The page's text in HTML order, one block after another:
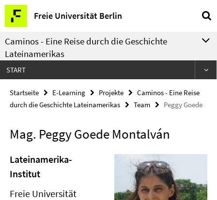
Springe
direkt
zu
Inhalt
Freie Universität Berlin
Service-
Navigation
Caminos - Eine Reise durch die Geschichte
Lateinamerikas
START
Startseite E-Learning Projekte
Caminos - Eine Reise
durch die Geschichte Lateinamerikas
Team Peggy Goede
Mag. Peggy Goede Montalván
Lateinamerika-
Institut
Freie Universität